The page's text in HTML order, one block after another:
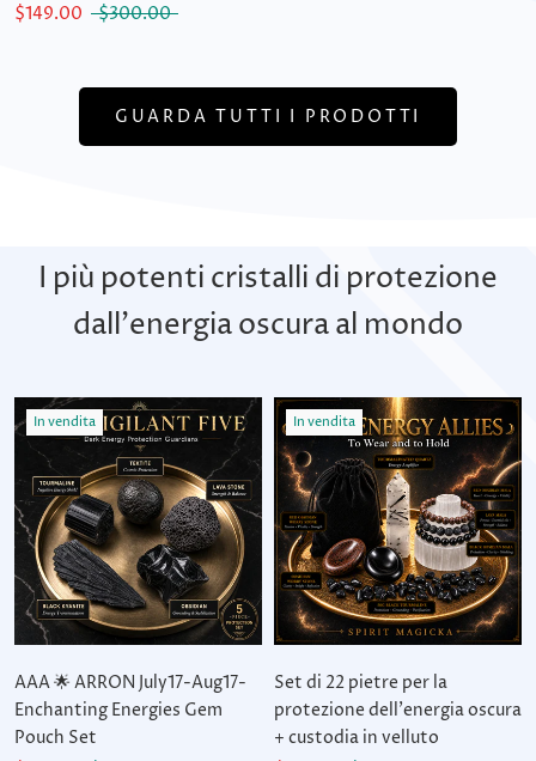
$149.00
$300.00
GUARDA TUTTI I PRODOTTI
I più potenti cristalli di protezione
dall'energia oscura al mondo
In vendita
AAA 🌟 ARRON July17-Aug17-
Enchanting Energies Gem
Pouch Set
In vendita
Set di 22 pietre per la
protezione dell'energia oscura
+ custodia in velluto